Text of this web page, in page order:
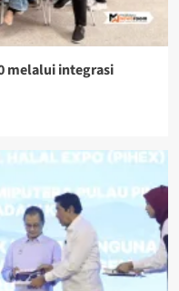
melalui integrasi